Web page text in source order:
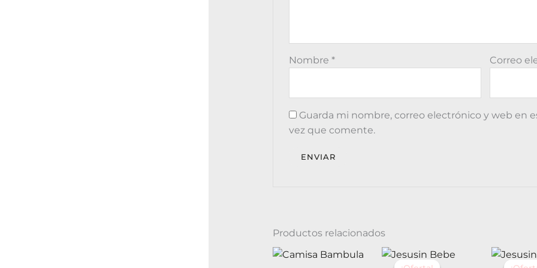
Nombre* Correo
Guarda mi nombre, correo electrónico y web en
vez que comente.
Productos relacionados
Este
El
precio
El
Este
El